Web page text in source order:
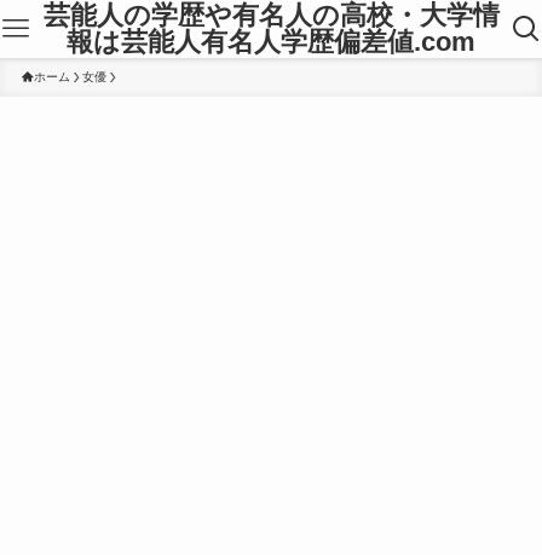
芸能人の学歴や有名人の高校・大学情
報は芸能人有名人学歴偏差値.com
ホーム 女優